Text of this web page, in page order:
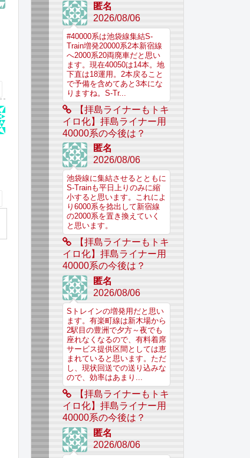
匿名
2026/08/06
#40000系は池袋線集結S-
Train増発20000系2本新宿線
へ2000系20両廃車だと思い
ます。現在40050は14本。地
下直は18運用。2本戻ること
で予備を含めてあと3本にな
りますね。S-Tr...
【拝島ライナーもトキ
イロ化】拝島ライナー用
40000系の今後は？
匿名
2026/08/06
池袋線に集結させるとともに
S-Trainも平日上りのみに縮
小すると思います。これによ
り6000系を捻出して新宿線
の2000系を置き換えていく
と思います。
【拝島ライナーもトキ
イロ化】拝島ライナー用
40000系の今後は？
匿名
2026/08/06
Sトレインの増発用だと思い
ます。有楽町線は新木場から
2駅目の豊洲で夕方～夜でも
座れなくなるので、有料着席
サービス提供区間としては恵
まれていると思います。ただ
し、現状回送での送り込みな
ので、効率はあまり...
【拝島ライナーもトキ
イロ化】拝島ライナー用
40000系の今後は？
匿名
2026/08/06